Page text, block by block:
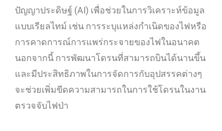
ปัญญาประดิษฐ์ (AI) เพื่อช่วยในการวิเคราะห์ข้อมูล
แบบเรียลไทม์ เช่น การระบุแหล่งกำเนิดของไฟหรือ
การคาดการณ์การแพร่กระจายของไฟในอนาคต
นอกจากนี้ การพัฒนาโดรนที่สามารถบินได้นานขึ้น
และมีประสิทธิภาพในการจัดการกับอุปสรรคต่างๆ
จะช่วยเพิ่มขีดความสามารถในการใช้โดรนในงาน
ตรวจจับไฟป่า